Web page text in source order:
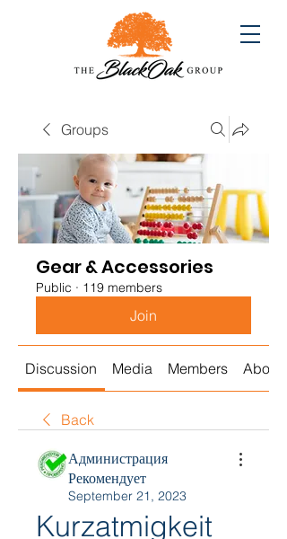
Groups
Gear & Accessories
Public · 119 members
Join
Discussion Media Members About
Back
Администрация
Рекомендует
September 21, 2023
Kurzatmigkeit